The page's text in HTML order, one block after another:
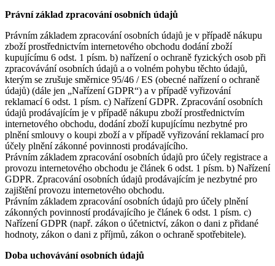
Právní základ zpracování osobních údajů
Právním základem zpracování osobních údajů je v případě nákupu
zboží prostřednictvím internetového obchodu dodání zboží
kupujícímu 6 odst. 1 písm. b) nařízení o ochraně fyzických osob při
zpracovávání osobních údajů a o volném pohybu těchto údajů,
kterým se zrušuje směrnice 95/46 / ES (obecné nařízení o ochraně
údajů) (dále jen „Nařízení GDPR“) a v případě vyřizování
reklamací 6 odst. 1 písm. c) Nařízení GDPR. Zpracování osobních
údajů prodávajícím je v případě nákupu zboží prostřednictvím
internetového obchodu, dodání zboží kupujícímu nezbytné pro
plnění smlouvy o koupi zboží a v případě vyřizování reklamací pro
účely plnění zákonné povinnosti prodávajícího.
Právním základem zpracování osobních údajů pro účely registrace a
provozu internetového obchodu je článek 6 odst. 1 písm. b) Nařízení
GDPR. Zpracování osobních údajů prodávajícím je nezbytné pro
zajištění provozu internetového obchodu.
Právním základem zpracování osobních údajů pro účely plnění
zákonných povinností prodávajícího je článek 6 odst. 1 písm. c)
Nařízení GDPR (např. zákon o účetnictví, zákon o dani z přidané
hodnoty, zákon o dani z příjmů, zákon o ochraně spotřebitele).
Doba uchovávání osobních údajů